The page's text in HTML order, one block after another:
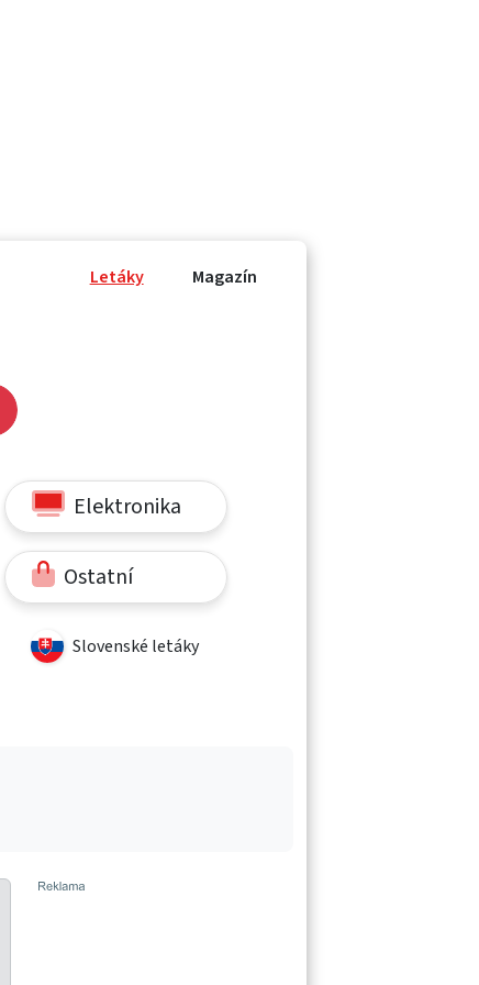
Letáky Magazín
Elektronika
Ostatní
Slovenské letáky